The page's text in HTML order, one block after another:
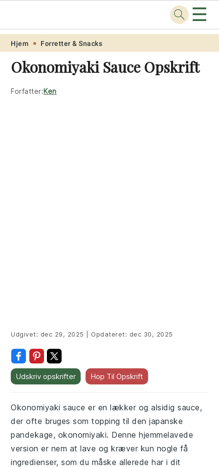
Skip
primary
navigation
Skip
main
content
Skip
primary
sidebar
Skip
footer
Opskrift.net ☰
Hjem Forretter & Snacks
Okonomiyaki Sauce Opskrift
Forfatter:Ken
Udgivet: dec 29, 2025 Opdateret: dec 30, 2025
Udskriv opskrifter Hop Til Opskrift
Okonomiyaki sauce er en lækker og alsidig sauce,
der ofte bruges som topping til den japanske
pandekage, okonomiyaki. Denne hjemmelavede
version er nem at lave og kræver kun nogle få
ingredienser, som du måske allerede har i dit